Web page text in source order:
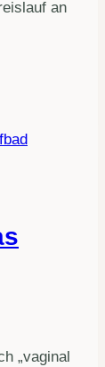
an
„vaginal